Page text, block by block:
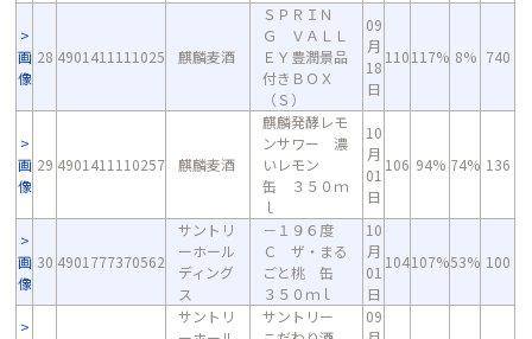
画
像
28 4901411111025 麒麟麦酒
ＳＰＲＩＮ
Ｇ ＶＡＬＬ
ＥＹ豊潤景品
付きＢＯＸ
（Ｓ）
09
月
18
日
110117% 8% 740
画
像
29 4901411110257 麒麟麦酒
麒麟発酵レモ
ンサワー 濃
いレモン
缶 ３５０ｍ
ｌ
10
月
01
日
106 94% 74% 136
画
像
30 4901777370562
サントリ
ーホール
ディング
ス
－１９６度
Ｃ ザ・まる
ごと桃 缶
３５０ｍｌ
10
月
01
日
104107%53% 100
サントリ
サントリー
09